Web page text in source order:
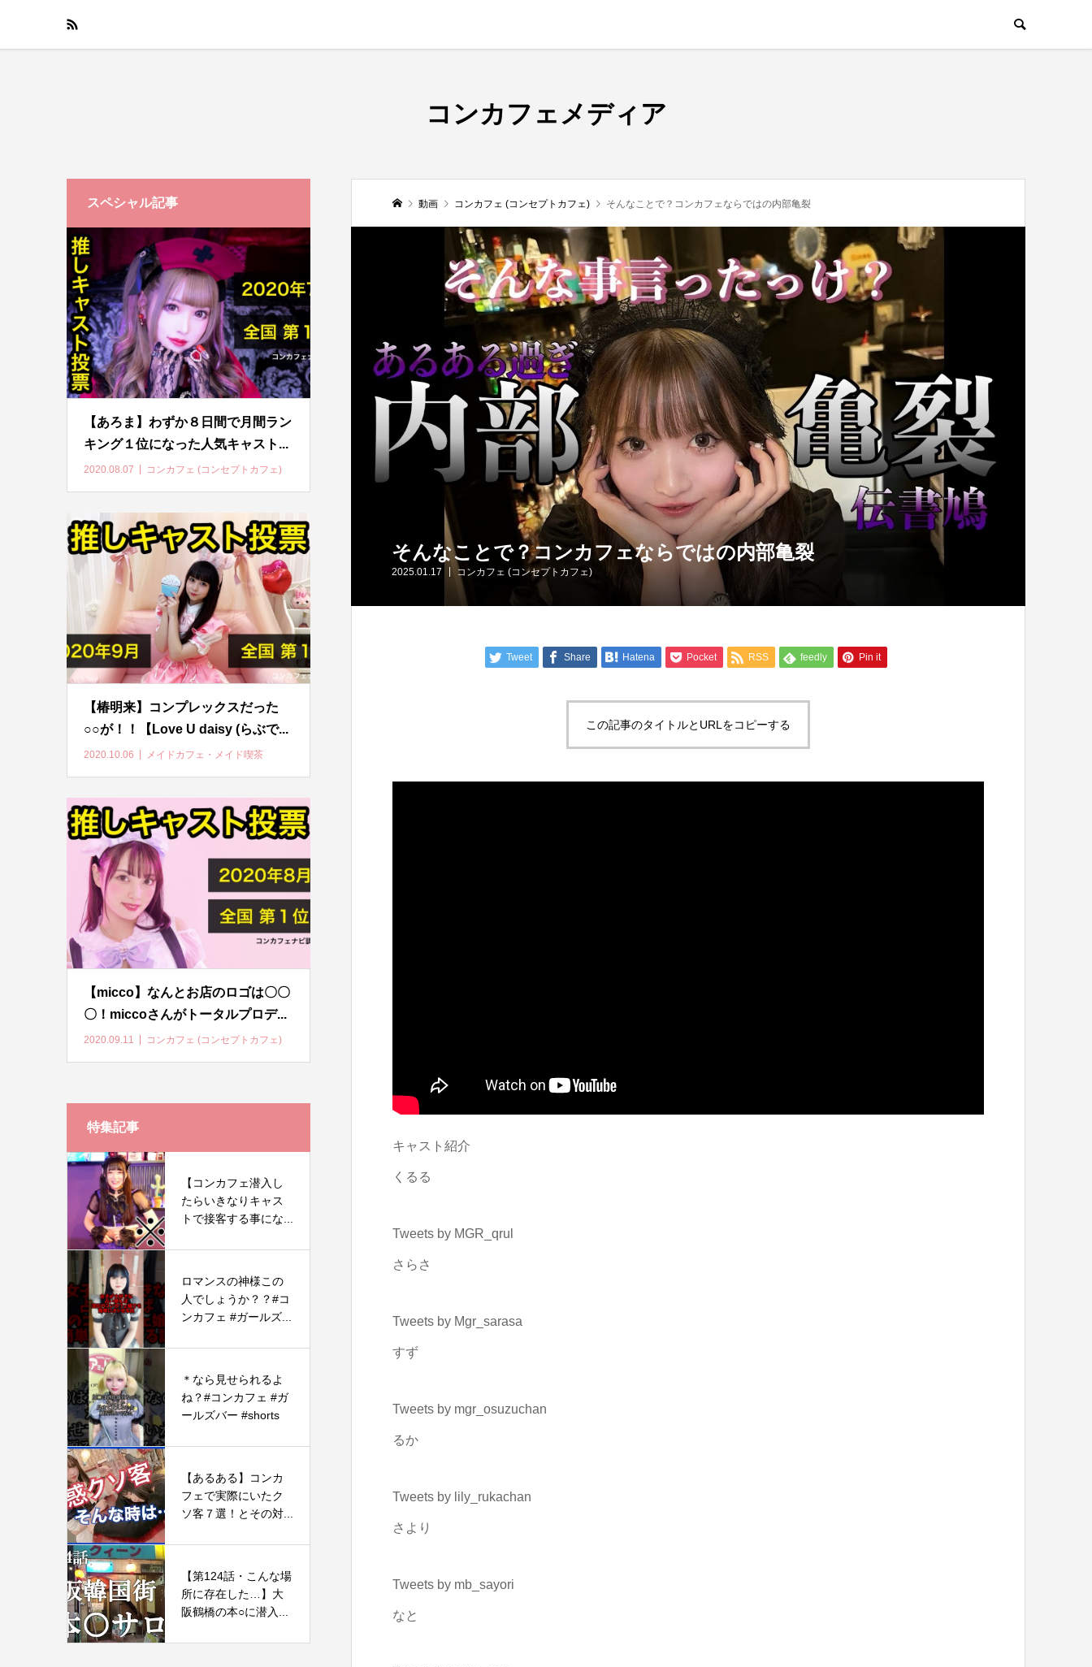
コンカフェメディア
動画 コンカフェ (コンセプトカフェ) そんなことで？コンカフェならではの内部亀裂
そんなことで？コンカフェならではの内部亀裂
2025.01.17 コンカフェ (コンセプトカフェ)
Tweet Share Hatena Pocket RSS feedly Pin it
この記事のタイトルとURLをコピーする
キャスト紹介
くるる
Tweets by MGR_qrul
さらさ
Tweets by Mgr_sarasa
すず
Tweets by mgr_osuzuchan
るか
Tweets by lily_rukachan
さより
Tweets by mb_sayori
なと
スペシャル記事
【あろま】わずか８日間で月間ラン
キング１位になった人気キャスト...
2020.08.07 コンカフェ (コンセプトカフェ)
【椿明来】コンプレックスだった
○○が！！【Love U daisy (らぶで...
2020.10.06 メイドカフェ・メイド喫茶
【micco】なんとお店のロゴは〇〇
〇！miccoさんがトータルプロデ...
2020.09.11 コンカフェ (コンセプトカフェ)
特集記事
【コンカフェ潜入し
たらいきなりキャス
トで接客する事にな...
ロマンスの神様この
人でしょうか？？#コ
ンカフェ #ガールズ...
＊なら見せられるよ
ね？#コンカフェ #ガ
ールズバー #shorts
【あるある】コンカ
フェで実際にいたク
ソ客７選！とその対...
【第124話・こんな場
所に存在した…】大
阪鶴橋の本○に潜入...